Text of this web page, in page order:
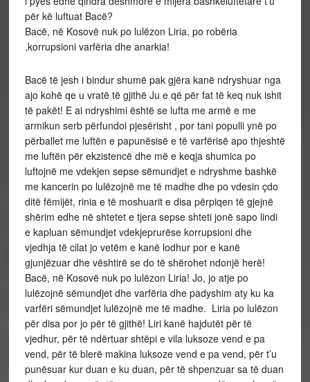
për kë luftuat Bacë?
Bacë, në Kosovë nuk po lulëzon Liria, po robëria
,korrupsioni varfëria dhe anarkia!
Bacë të jesh i bindur shumë pak gjëra kanë ndryshuar nga
ajo kohë qe u vratë të gjithë Ju e që për fat të keq nuk ishit
të pakët! E ai ndryshimi është se lufta me armë e me
armikun serb përfundoi pjesërisht , por tani populli ynë po
përballet me luftën e papunësisë e të varfërisë apo thjeshtë
me luftën për ekzistencë dhe më e keqja shumica po
luftojnë me vdekjen sepse sëmundjet e ndryshme bashkë
me kancerin po lulëzojnë me të madhe dhe po vdesin çdo
ditë fëmijët, rinia e të moshuarit e disa përpiqen të gjejnë
shërim edhe në shtetet e tjera sepse shteti jonë sapo lindi
e kapluan sëmundjet vdekjeprurëse korrupsioni dhe
vjedhja të cilat jo vetëm e kanë lodhur por e kanë
gjunjëzuar dhe vështirë se do të shërohet ndonjë herë!
Bacë, në Kosovë nuk po lulëzon Liria! Jo, jo atje po
lulëzojnë sëmundjet dhe varfëria dhe padyshim aty ku ka
varfëri sëmundjet lulëzojnë me të madhe. Liria po lulëzon
për disa por jo për të gjithë! Liri kanë hajdutët për të
vjedhur, për të ndërtuar shtëpi e vila luksoze vend e pa
vend, për të blerë makina luksoze vend e pa vend, për t’u
punësuar kur duan e ku duan, për të shpenzuar sa të duan